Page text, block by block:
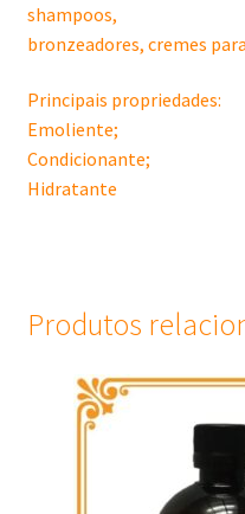
shampoos,
bronzeadores, cremes
Principais propriedades:
Emoliente;
Condicionante;
Hidratante
Produtos